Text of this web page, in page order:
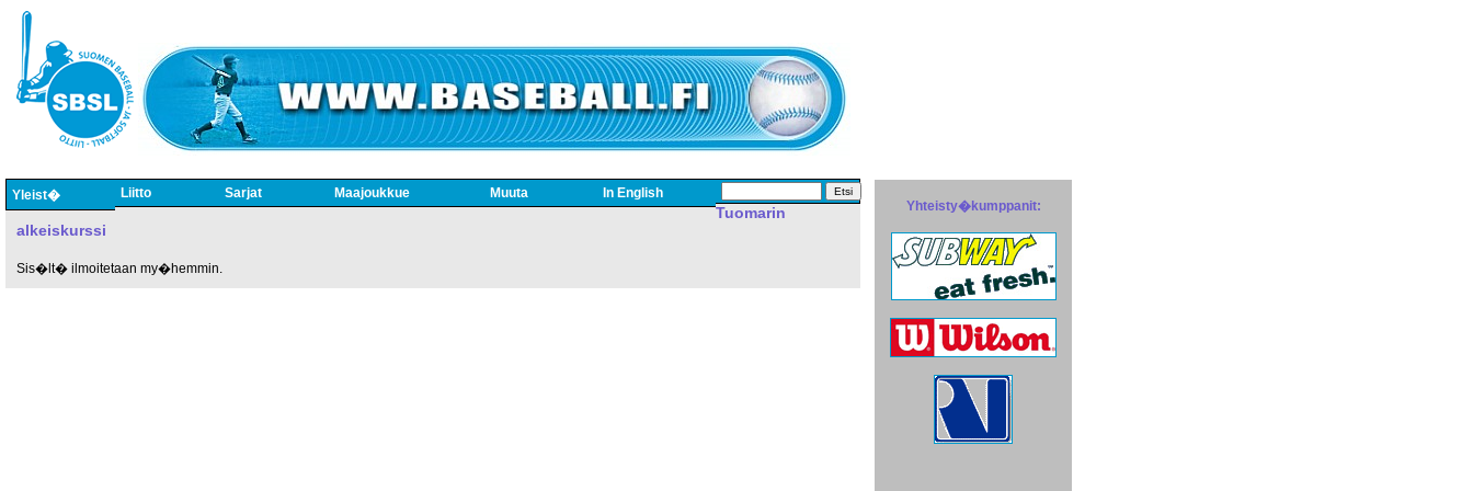
Yleist� Liitto Sarjat Maajoukkue Muuta In English
Tuomarin
alkeiskurssi
Sis�lt� ilmoitetaan my�hemmin.
Yhteisty�kumppanit: